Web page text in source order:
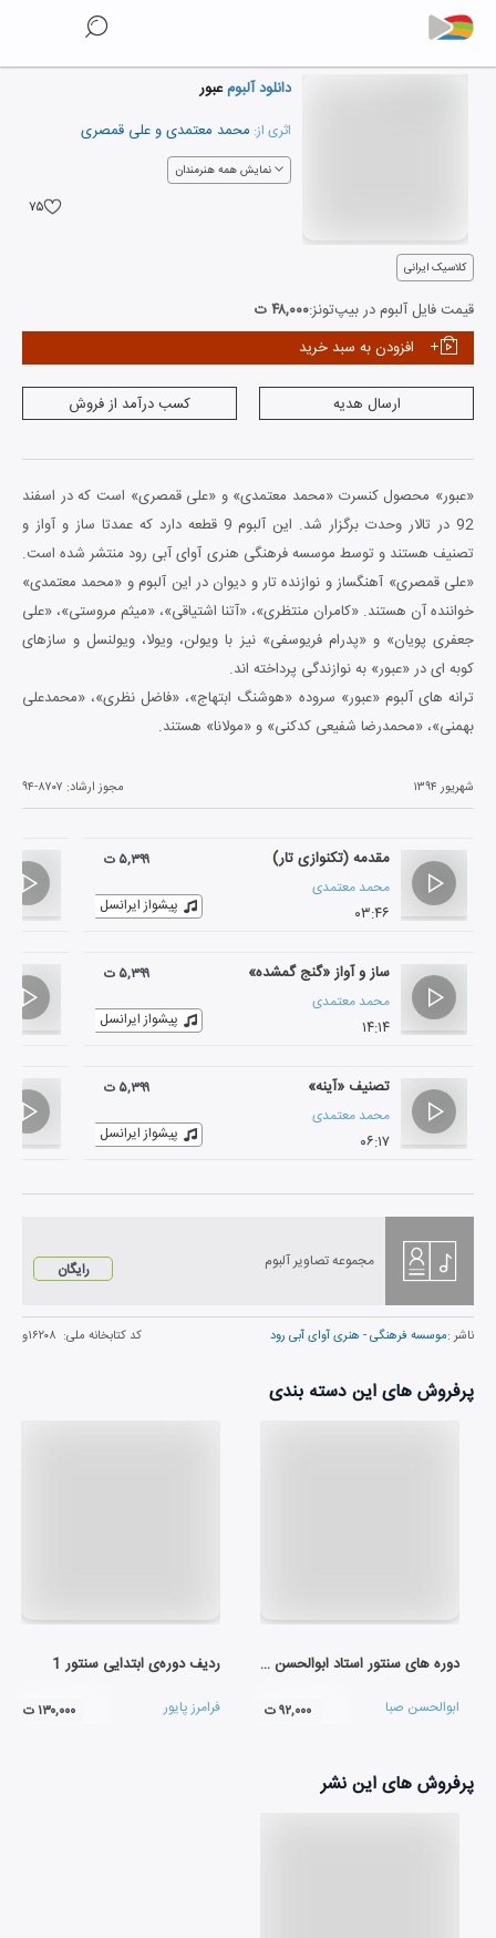
دانلود آلبومعبور
اثری از: محمد معتمدیوعلی قمصری
نمایش همه هنرمندان
۷۵
کلاسیک ایرانی
قیمت فایل آلبوم در بیپ‌تونز:۴۸,۰۰۰ ت
افزودن به سبد خرید
ارسال هدیه کسب درآمد از فروش
«عبور» محصول کنسرت «محمد معتمدی» و «علی قمصری» است که در اسفند
92 در تالار وحدت برگزار شد. این آلبوم 9 قطعه دارد که عمدتا ساز و آواز و
تصنیف هستند و توسط موسسه فرهنگی هنری آوای آبی رود منتشر شده است.
«علی قمصری» آهنگساز و نوازنده تار و دیوان در این آلبوم و «محمد معتمدی»
خواننده آن هستند. «کامران منتظری»، «آتنا اشتیاقی»، «میثم مروستی»، «علی
جعفری پویان» و «پدرام فریوسفی» نیز با ویولن، ویولا، ویولنسل و سازهای
کوبه ای در «عبور» به نوازندگی پرداخته اند.
ترانه های آلبوم «عبور» سروده «هوشنگ ابتهاج»، «فاضل نظری»، «محمدعلی
بهمنی»، «محمدرضا شفیعی کدکنی» و «مولانا» هستند.
شهریور ۱۳۹۴ مجوز ارشاد: ۹۴-۸۷۰۷
مقدمه (تکنوازی تار)
محمد معتمدی
۰۳:۴۶
۵,۳۹۹ ت
پیشواز ایرانسل
ساز و آواز «گنج گمشده»
محمد معتمدی
۱۴:۱۴
۵,۳۹۹ ت
پیشواز ایرانسل
تصنیف «آینه»
محمد معتمدی
۰۶:۱۷
۵,۳۹۹ ت
پیشواز ایرانسل
مجموعه تصاویر آلبوم رایگان
ناشر :موسسه فرهنگی - هنری آوای آبی رود کد کتابخانه ملی: ۱۶۲۰۸و
پرفروش های این دسته بندی
دوره های سنتور استاد ابوالحسن صبا (لوح اول)
ابوالحسن صبا ۹۲,۰۰۰ ت
ردیف دوره‌ی ابتدایی سنتور 1
فرامرز پایور ۱۳۰,۰۰۰ ت
پرفروش های این نشر